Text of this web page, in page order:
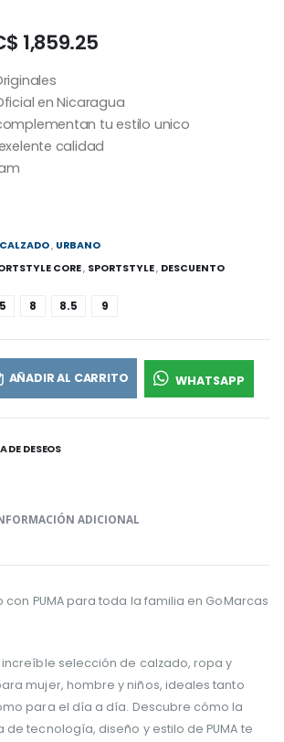
1,859.25
en Nicaragua
tu estilo unico
calidad
CALZADO, URBANO
CORE, SPORTSTYLE, DESCUENTO
8 8.5 9
AÑADIR AL CARRITO WHATSAPP
DE DESEOS
ADICIONAL
con PUMA para toda la familia en GoMarcas
selección de calzado, ropa y
mujer, hombre y niños, ideales tanto
para el día a día. Descubre cómo la
tecnología, diseño y estilo de PUMA te